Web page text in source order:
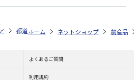
都道府県から探す 愛媛県 わけあり
ホーム ネットショップ 農産品
よくあるご質問
利用規約